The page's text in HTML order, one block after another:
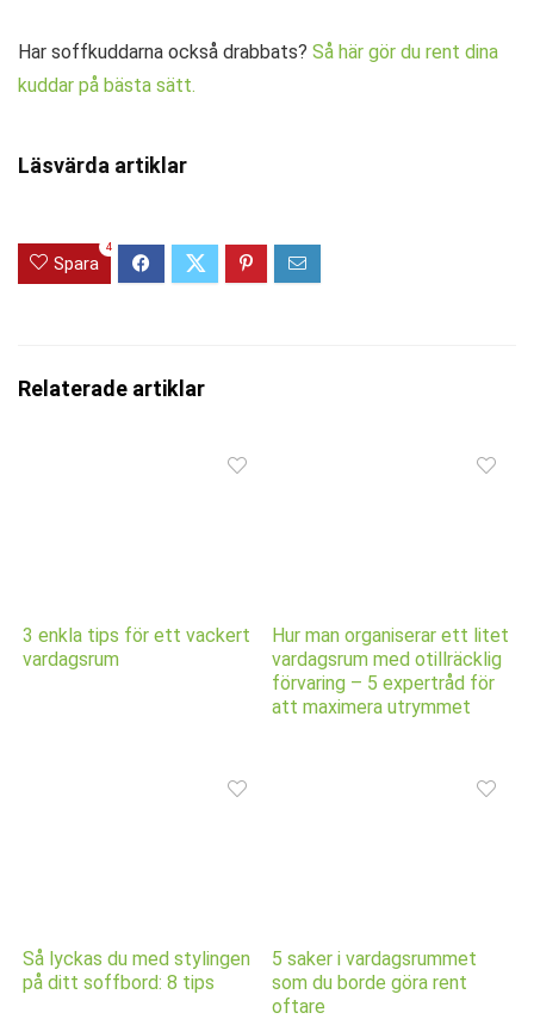
Har soffkuddarna också drabbats? Så här gör du rent dina
kuddar på bästa sätt.
Läsvärda artiklar
Spara
4
Relaterade artiklar
3 enkla tips för ett vackert
vardagsrum
Hur man organiserar ett litet
vardagsrum med otillräcklig
förvaring – 5 expertråd för
att maximera utrymmet
Så lyckas du med stylingen
på ditt soffbord: 8 tips
5 saker i vardagsrummet
som du borde göra rent
oftare